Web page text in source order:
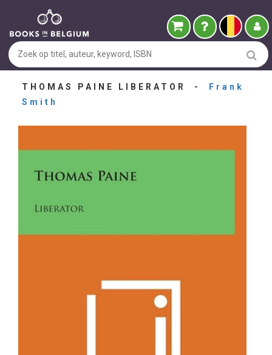
THOMAS PAINE LIBERATOR -
Frank
Smith